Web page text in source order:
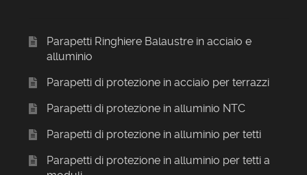
Parapetti Ringhiere Balaustre in acciaio e
alluminio
Parapetti di protezione in acciaio per terrazzi
Parapetti di protezione in alluminio NTC
Parapetti di protezione in alluminio per tetti
Parapetti di protezione in alluminio per tetti a